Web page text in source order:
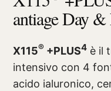
antiage Day
X115® +PLUS4 è il
intensivo con 4
acido ialuronico,